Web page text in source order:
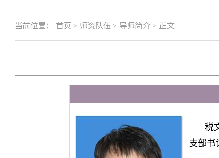
当前位置： 首页 > 师资队伍 > 导师简介 > 正文
税
支部书